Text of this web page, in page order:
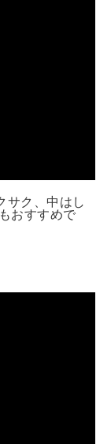
サク、中はし
おすすめで